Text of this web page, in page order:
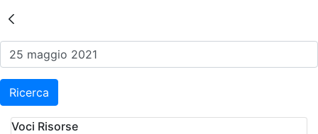
Risultati della Ricerca -
Ricerca
Voci Risorse